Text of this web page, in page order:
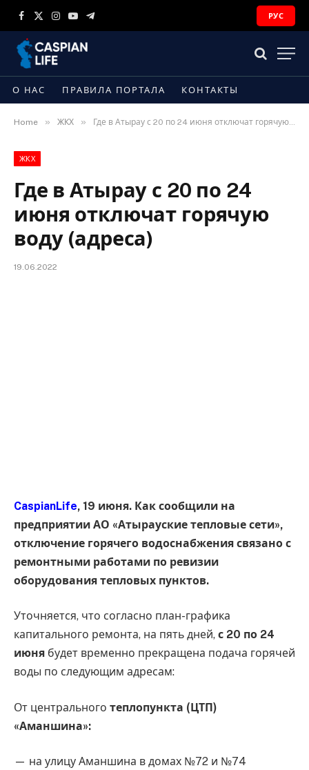
Facebook
X
Instagram
YouTubeTelegram
РУС
О НАС ПРАВИЛА ПОРТАЛА КОНТАКТЫ
Home » ЖКХ » Где в Атырау с 20 по 24 июня отключат горячую воду (адреса)
ЖКХ
Где в Атырау с 20 по 24
июня отключат горячую
воду (адреса)
19.06.2022
CaspianLife, 19 июня. Как сообщили на
предприятии АО «Атырауские тепловые сети»,
отключение горячего водоснабжения связано с
ремонтными работами по ревизии
оборудования тепловых пунктов.
Уточняется, что согласно план-графика
капитального ремонта, на пять дней, с 20 по 24
июня будет временно прекращена подача горячей
воды по следующим адресам:
От центрального теплопункта (ЦТП)
«Аманшина»:
— на улицу Аманшина в домах №72 и №74